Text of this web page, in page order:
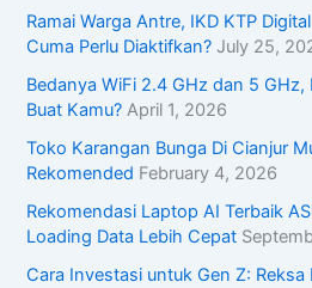
Ramai Warga Antre, IKD KTP
Cuma Perlu Diaktifkan? July 25,
Bedanya WiFi 2.4 GHz dan 5
Buat Kamu? April 1, 2026
Toko Karangan Bunga Di Cianjur
Rekomended February 4, 2026
Rekomendasi Laptop AI Terbaik
Loading Data Lebih Cepat
Cara Investasi untuk Gen Z: Reksa